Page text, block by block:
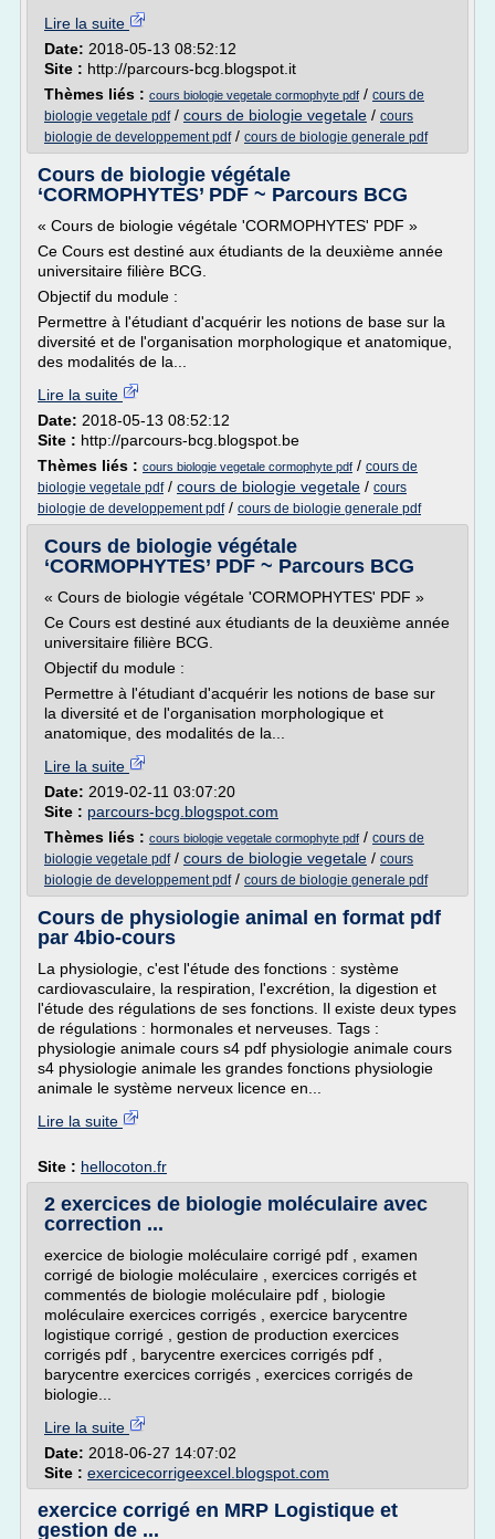
Lire la suite
Date: 2018-05-13 08:52:12
Site : http://parcours-bcg.blogspot.it
Thèmes liés : cours biologie vegetale cormophyte pdf / cours de
biologie vegetale pdf/ cours de biologie vegetale / cours
biologie de developpement pdf/ cours de biologie generale pdf
Cours de biologie végétale
‘CORMOPHYTES’ PDF ~ Parcours BCG
« Cours de biologie végétale 'CORMOPHYTES' PDF »
Ce Cours est destiné aux étudiants de la deuxième année
universitaire filière BCG.
Objectif du module :
Permettre à l'étudiant d'acquérir les notions de base sur la
diversité et de l'organisation morphologique et anatomique,
des modalités de la...
Lire la suite
Date: 2018-05-13 08:52:12
Site : http://parcours-bcg.blogspot.be
Thèmes liés : cours biologie vegetale cormophyte pdf / cours de
biologie vegetale pdf/ cours de biologie vegetale / cours
biologie de developpement pdf/ cours de biologie generale pdf
Cours de biologie végétale
‘CORMOPHYTES’ PDF ~ Parcours BCG
« Cours de biologie végétale 'CORMOPHYTES' PDF »
Ce Cours est destiné aux étudiants de la deuxième année
universitaire filière BCG.
Objectif du module :
Permettre à l'étudiant d'acquérir les notions de base sur
la diversité et de l'organisation morphologique et
anatomique, des modalités de la...
Lire la suite
Date: 2019-02-11 03:07:20
Site : parcours-bcg.blogspot.com
Thèmes liés : cours biologie vegetale cormophyte pdf / cours de
biologie vegetale pdf/ cours de biologie vegetale / cours
biologie de developpement pdf/ cours de biologie generale pdf
Cours de physiologie animal en format pdf
par 4bio-cours
La physiologie, c'est l'étude des fonctions : système
cardiovasculaire, la respiration, l'excrétion, la digestion et
l'étude des régulations de ses fonctions. Il existe deux types
de régulations : hormonales et nerveuses. Tags :
physiologie animale cours s4 pdf physiologie animale cours
s4 physiologie animale les grandes fonctions physiologie
animale le système nerveux licence en...
Lire la suite
Site : hellocoton.fr
2 exercices de biologie moléculaire avec
correction ...
exercice de biologie moléculaire corrigé pdf , examen
corrigé de biologie moléculaire , exercices corrigés et
commentés de biologie moléculaire pdf , biologie
moléculaire exercices corrigés , exercice barycentre
logistique corrigé , gestion de production exercices
corrigés pdf , barycentre exercices corrigés pdf ,
barycentre exercices corrigés , exercices corrigés de
biologie...
Lire la suite
Date: 2018-06-27 14:07:02
Site : exercicecorrigeexcel.blogspot.com
exercice corrigé en MRP Logistique et
gestion de ...